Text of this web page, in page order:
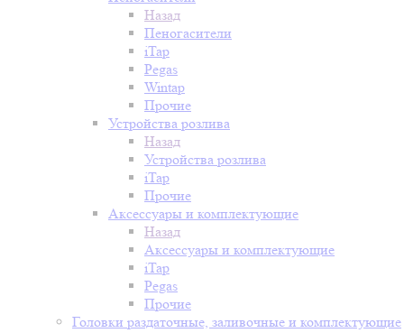
Назад
Пеногасители
iTap
Pegas
Wintap
Прочие
Устройства розлива
Назад
Устройства розлива
iTap
Прочие
Аксессуары и комплектующие
Назад
Аксессуары и комплектующие
iTap
Pegas
Прочие
Головки раздаточные, заливочные и комплектующие